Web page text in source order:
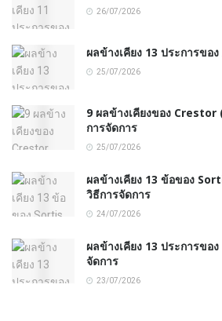
26/07/2026
ผลข้างเคียง 13 ประการข
25/07/2026
9 ผลข้างเคียงของ
การจัดการ
25/07/2026
ผลข้างเคียง 13 ข้อของ
วิธีการจัดการ
24/07/2026
ผลข้างเคียง 13 ประการขอ
จัดการ
23/07/2026